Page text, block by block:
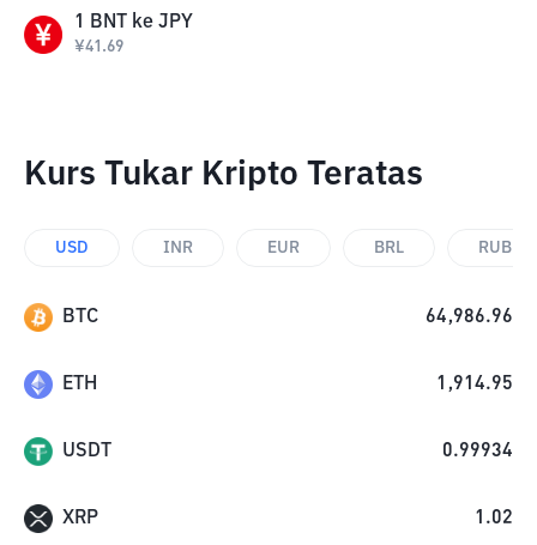
1 BNT ke JPY
¥41.69
Kurs Tukar Kripto Teratas
USD INR EUR BRL RUB
BTC 64,986.96
ETH 1,914.95
USDT 0.99934
XRP 1.02